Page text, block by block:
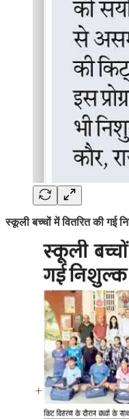
स्कूली बच्चों में वितरित की गई